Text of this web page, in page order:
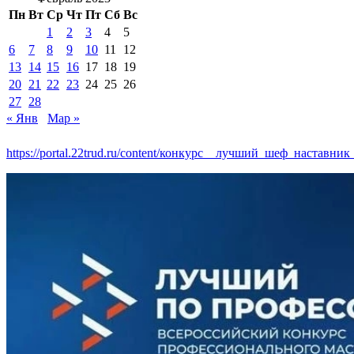
Пн Вт Ср Чт Пт Сб Вс
1
2 3 4
5
6
7 8 9 10 11
12
13 14 15 16 17 18 19
20 21 22 23 24 25 26
27 28
« Янв
Мар »
https://portal.22trud.ru/content/